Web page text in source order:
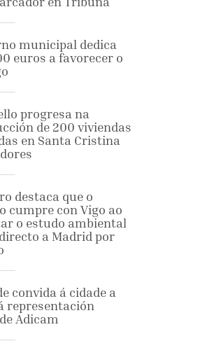
municipal dedica
euros a favorecer o
progresa na
de 200 viviendas
en Santa Cristina
destaca que o
cumpre con Vigo ao
o estudo ambiental
directo a Madrid por
convida á cidade a
representación
Adicam